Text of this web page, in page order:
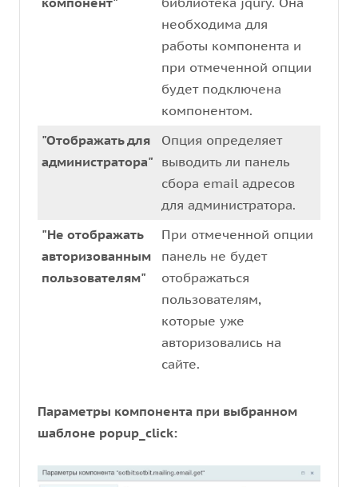
необходима для
работы компонента и
при отмеченной опции
будет подключена
компонентом.
"Отображать для
администратора"
Опция определяет
выводить ли панель
сбора email адресов
для администратора.
"Не отображать
авторизованным
пользователям"
При отмеченной опции
панель не будет
отображаться
пользователям,
которые уже
авторизовались на
сайте.
Параметры компонента при выбранном
шаблоне popup_click: